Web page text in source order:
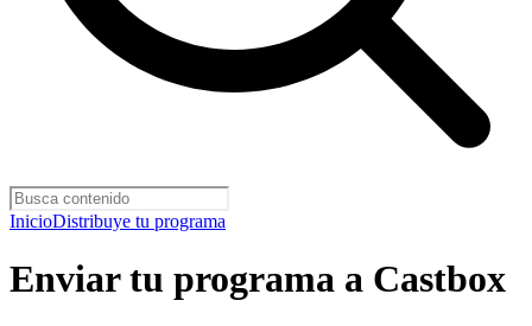
InicioDistribuye tu programa
Enviar tu programa a Castbox